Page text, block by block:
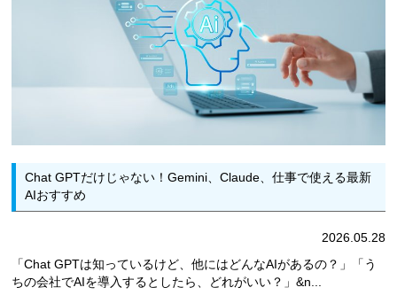
Chat GPTだけじゃない！Gemini、Claude、仕事で使える最新
AIおすすめ
2026.05.28
「Chat GPTは知っているけど、他にはどんなAIがあるの？」「う
ちの会社でAIを導入するとしたら、どれがいい？」&n...